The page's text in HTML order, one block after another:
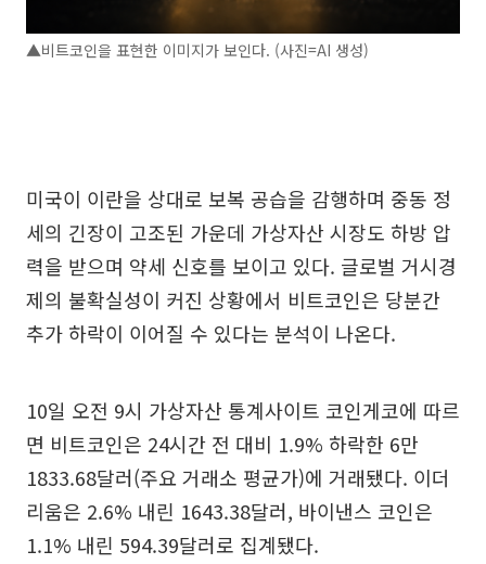
▲비트코인을 표현한 이미지가 보인다. (사진=AI 생성)
미국이 이란을 상대로 보복 공습을 감행하며 중동 정
세의 긴장이 고조된 가운데 가상자산 시장도 하방 압
력을 받으며 약세 신호를 보이고 있다. 글로벌 거시경
제의 불확실성이 커진 상황에서 비트코인은 당분간
추가 하락이 이어질 수 있다는 분석이 나온다.
10일 오전 9시 가상자산 통계사이트 코인게코에 따르
면 비트코인은 24시간 전 대비 1.9% 하락한 6만
1833.68달러(주요 거래소 평균가)에 거래됐다. 이더
리움은 2.6% 내린 1643.38달러, 바이낸스 코인은
1.1% 내린 594.39달러로 집계됐다.